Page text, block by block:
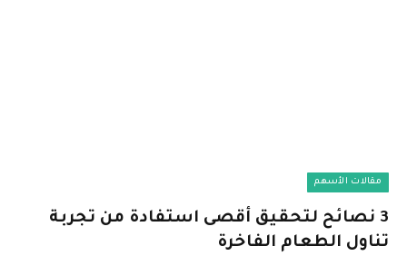
مقالات الأسهم
3 نصائح لتحقيق أقصى استفادة من تجربة
تناول الطعام الفاخرة